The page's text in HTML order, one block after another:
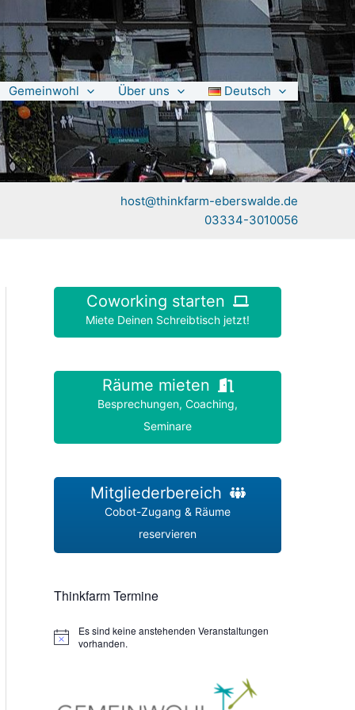
Gemeinwohl Über uns Deutsch
host@thinkfarm-eberswalde.de
03334-3010056
Coworking starten
Miete Deinen Schreibtisch jetzt!
Räume mieten
Besprechungen, Coaching,
Seminare
Mitgliederbereich
Cobot-Zugang & Räume
reservieren
Thinkfarm Termine
H
Es sind keine anstehenden Veranstaltungen
vorhanden.